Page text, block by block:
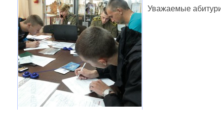
Уважаемые